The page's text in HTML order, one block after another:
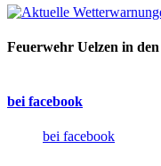
Feuerwehr Uelzen in
bei facebook
bei facebook